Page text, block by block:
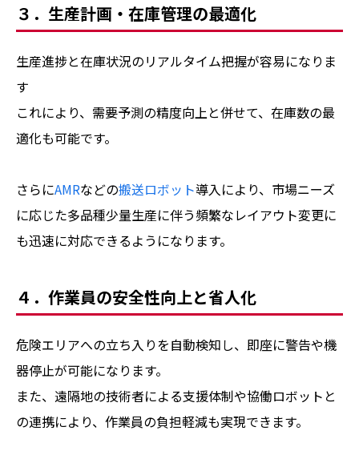
３．生産計画・在庫管理の最適化
生産進捗と在庫状況のリアルタイム把握が容易になりま
す
これにより、需要予測の精度向上と併せて、在庫数の最
適化も可能です。
さらにAMRなどの搬送ロボット導入により、市場ニーズ
に応じた多品種少量生産に伴う頻繁なレイアウト変更に
も迅速に対応できるようになります。
４．作業員の安全性向上と省人化
危険エリアへの立ち入りを自動検知し、即座に警告や機
器停止が可能になります。
また、遠隔地の技術者による支援体制や協働ロボットと
の連携により、作業員の負担軽減も実現できます。